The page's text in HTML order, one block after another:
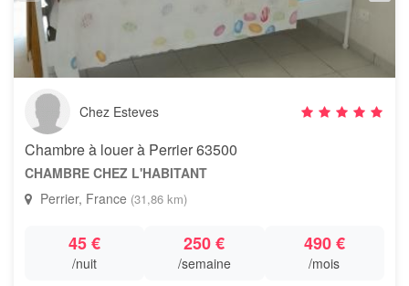
Chez Esteves
Chambre à louer à Perrier 63500
CHAMBRE CHEZ L'HABITANT
Perrier, France (31,86 km)
45 €
/nuit
250 €
/semaine
490 €
/mois